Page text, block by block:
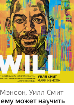
, Уилл Смит
может научить